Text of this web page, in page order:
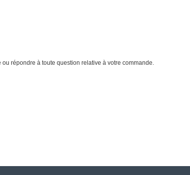
répondre à toute question relative à votre commande.